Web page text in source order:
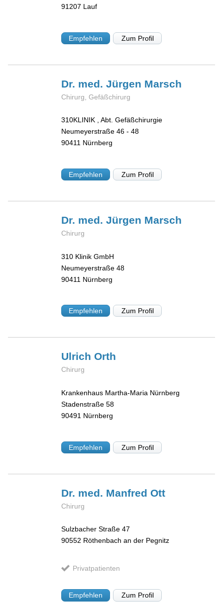
91207 Lauf
Empfehlen Zum Profil
Dr. med. Jürgen Marsch
Chirurg, Gefäßchirurg
310KLINIK , Abt. Gefäßchirurgie
Neumeyerstraße 46 - 48
90411 Nürnberg
Empfehlen Zum Profil
Dr. med. Jürgen Marsch
Chirurg
310 Klinik GmbH
Neumeyerstraße 48
90411 Nürnberg
Empfehlen Zum Profil
Ulrich Orth
Chirurg
Krankenhaus Martha-Maria Nürnberg
Stadenstraße 58
90491 Nürnberg
Empfehlen Zum Profil
Dr. med. Manfred Ott
Chirurg
Sulzbacher Straße 47
90552 Röthenbach an der Pegnitz
Privatpatienten
Empfehlen Zum Profil